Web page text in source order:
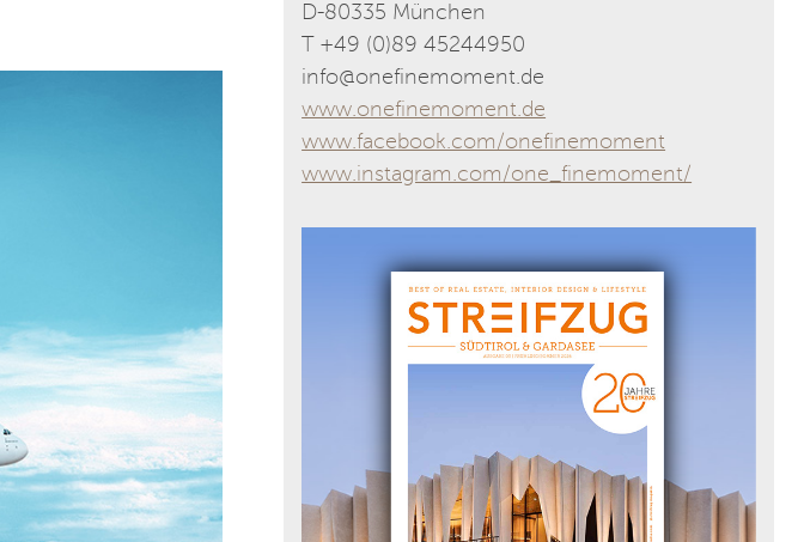
D-80335 München
T +49 (0)89 45244950
info@onefinemoment.de
www.onefinemoment.de
www.facebook.com/onefinemoment
www.instagram.com/one_finemoment/